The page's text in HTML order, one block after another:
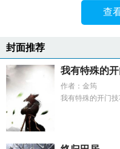
查
封面推荐
我有特殊的
作者：金筠
我有特殊的开门技